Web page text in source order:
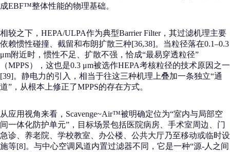
成EBF™整体性能的物理基础。
相较之下，HEPA/ULPA作为典型Barrier Filter，其过滤机理主要
依赖惯性碰撞、截留和布朗扩散三种[36,38]。当粒径落在0.1–0.3
μm附近时，惯性不足、扩散不强，恰成“最易穿透粒径”
（MPPS），这也是0.3 μm被选作HEPA考核粒径的技术原因之一
[39]。静电力的引入，相当于往这三种机理上叠加一条独立“通
道”，从根本上修正了MPPS的存在方式。
从应用视角来看，Scavenge~Air™被明确定位为“室内与局部空
间一体化防护单元”，目标场景包括医院病房、手术室周边、门
急诊、养老院、学校教室、办公楼、公共大厅乃至移动或临时设
施等[8]。与中心空调风道内置过滤器不同，它是一种“源-人之间